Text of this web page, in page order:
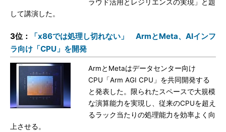
ラウド活用とレジリエンスの実現」と題
して講演した。
3位：
「x86では処理し切れない」 ArmとMeta、AIインフ
ラ向け「CPU」を開発
ArmとMetaはデータセンター向け
CPU「Arm AGI CPU」を共同開発する
と発表した。限られたスペースで大規模
な演算能力を実現し、従来のCPUを超え
るラック当たりの処理能力を効率よく向
上させる。